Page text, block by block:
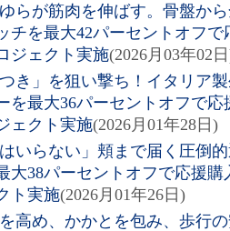
らが筋肉を伸ばす。骨盤か
チを最大42パーセントオフ
ジェクト実施(2026月03年02
き」を狙い撃ち！イタリア
を最大36パーセントオフで
ェクト実施(2026月01年28日)
はいらない」頬まで届く圧倒
大38パーセントオフで応援
ト実施(2026月01年26日)
高め、かかとを包み、歩行